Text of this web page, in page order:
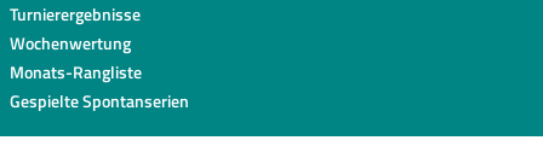
Turnierergebnisse
Wochenwertung
Monats-Rangliste
Gespielte Spontanserien